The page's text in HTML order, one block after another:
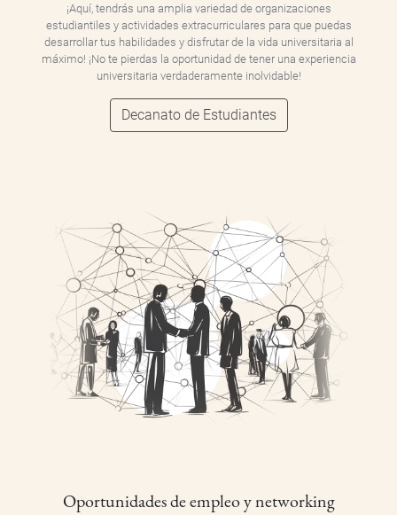
¡Aquí, tendrás una amplia variedad de organizaciones
estudiantiles y actividades extracurriculares para que puedas
desarrollar tus habilidades y disfrutar de la vida universitaria al
máximo! ¡No te pierdas la oportunidad de tener una experiencia
universitaria verdaderamente inolvidable!
Decanato de Estudiantes
Oportunidades de empleo y networking